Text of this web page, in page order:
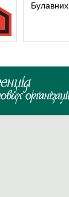
Булавних